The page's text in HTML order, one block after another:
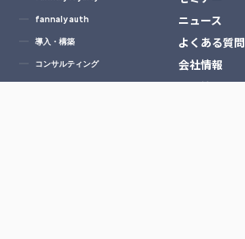
fannaly auth
導入・構築
コンサルティング
ニュース
よくある質問
会社情報
採用情報